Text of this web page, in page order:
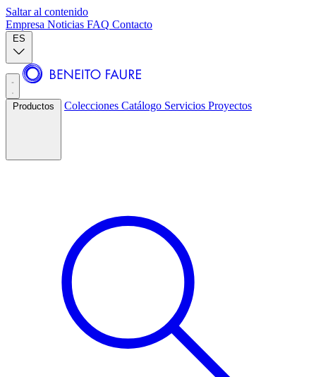
Saltar al contenido
Empresa Noticias FAQ Contacto
ES
Productos Colecciones Catálogo Servicios Proyectos